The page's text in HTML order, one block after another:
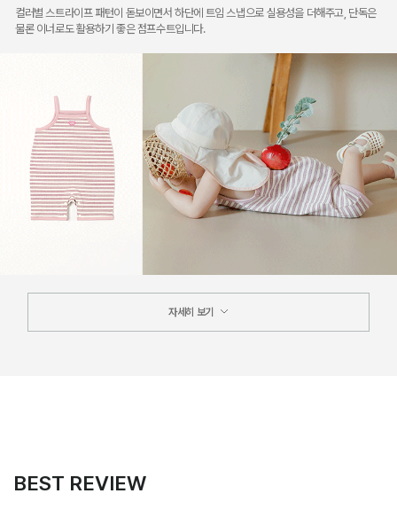
컬러별 스트라이프 패턴이 돋보이면서 하단에 트임 스냅으로 실용성을 더해주고, 단독은
물론 이너로도 활용하기 좋은 점프수트입니다.
자세히 보기
BEST REVIEW